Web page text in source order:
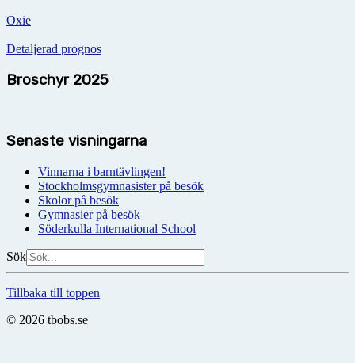
Oxie
Detaljerad prognos
Broschyr 2025
Senaste visningarna
Vinnarna i barntävlingen!
Stockholmsgymnasister på besök
Skolor på besök
Gymnasier på besök
Söderkulla International School
Sök
Tillbaka till toppen
© 2026 tbobs.se